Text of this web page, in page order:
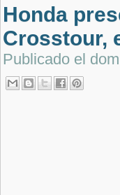
Honda
Crosstour,
Publicado el